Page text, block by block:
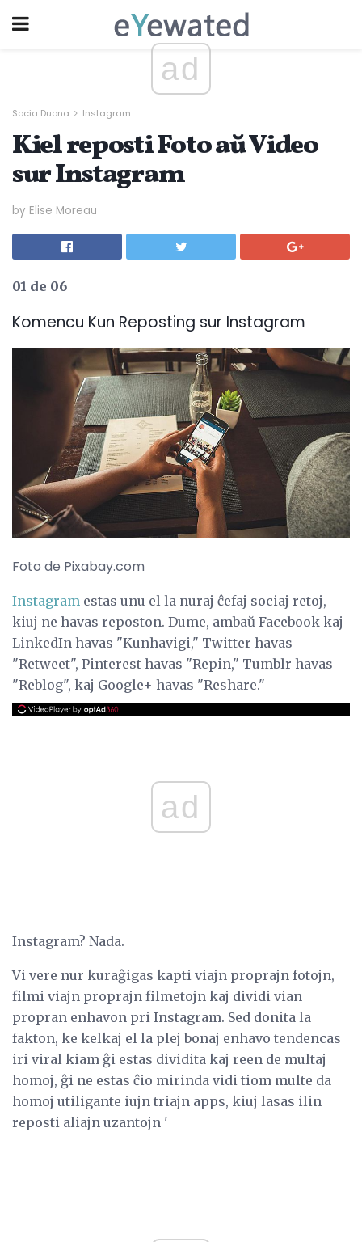
ad
Socia Duona Instagram
Kiel reposti Foto aŭ Video
sur Instagram
by Elise Moreau
01 de 06
Komencu Kun Reposting sur Instagram
Foto de Pixabay.com
Instagram estas unu el la nuraj ĉefaj sociaj retoj,
kiuj ne havas reposton. Dume, ambaŭ Facebook kaj
LinkedIn havas "Kunhavigi," Twitter havas
"Retweet", Pinterest havas "Repin," Tumblr havas
"Reblog", kaj Google+ havas "Reshare."
ad
Instagram? Nada.
Vi vere nur kuraĝigas kapti viajn proprajn fotojn,
filmi viajn proprajn filmetojn kaj dividi vian
propran enhavon pri Instagram. Sed donita la
fakton, ke kelkaj el la plej bonaj enhavo tendencas
iri viral kiam ĝi estas dividita kaj reen de multaj
homoj, ĝi ne estas ĉio mirinda vidi tiom multe da
homoj utiligante iujn triajn apps, kiuj lasas ilin
reposti aliajn uzantojn '